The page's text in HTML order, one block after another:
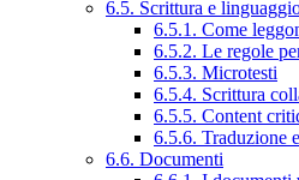
6.5. Scrittura e
6.5.1. Come
6.5.2. Le regole
6.5.3. Microtesti
6.5.4. Scrittura
6.5.5. Content
6.5.6. Traduzione
6.6. Documenti